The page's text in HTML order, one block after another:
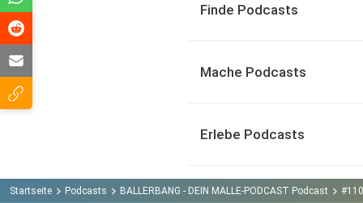
Finde Podcasts
Mache Podcasts
Erlebe Podcasts
Startseite Podcasts BALLERBANG - DEIN MALLE-PODCAST Podcast